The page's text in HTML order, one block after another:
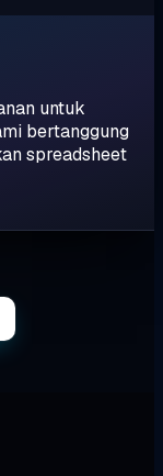
untuk
bertanggung
spreadsheet